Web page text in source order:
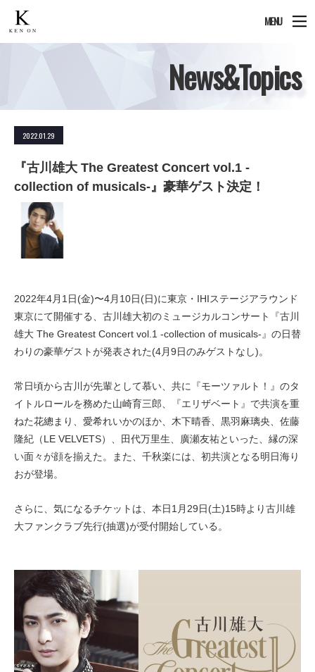
MENU
News&Topics
2022.01.29
『古川雄大 The Greatest Concert vol.1 -
collection of musicals-』豪華ゲスト決定！
2022年4月1日(金)〜4月10日(日)に東京・IHIステージアラウンド
東京にて開催する、古川雄大初のミュージカルコンサート『古川
雄大 The Greatest Concert vol.1 -collection of musicals-』の日替
わりの豪華ゲストが発表された(4月9日のみゲストなし)。
常日頃から古川が先輩として慕い、共に『モーツァルト！』のタ
イトルロールを務めた山崎育三郎、『エリザベート』で共演を重
ねた花總まり、愛希れいかのほか、木下晴香、黒羽麻璃央、佐藤
隆紀（LE VELVETS）、田代万里生、廣瀬友祐といった、縁の深
い面々が顔を揃えた。また、千秋楽には、初共演となる明日海り
おが登場。
さらに、気になるチケットは、本日1月29日(土)15時より古川雄
大ファンクラブ先行(抽選)が受付開始している。